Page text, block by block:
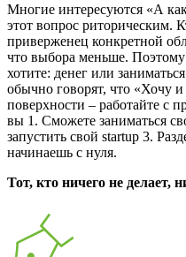
Многие интересуются «А
этот вопрос риторическим.
приверженец конкретной
что выбора меньше. Поэтому
хотите: денег или
обычно говорят, что «Хочу
поверхности – работайте с
вы 1. Сможете заниматься
запустить свой startup 3.
начинаешь с нуля.
Тот, кто ничего не делает,